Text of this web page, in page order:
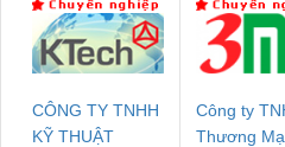
THUẬT ĐIỆN CƠ
GIA HƯNG PHÁT
CÔNG TY TNHH
KỸ THUẬT
Công ty
Thương